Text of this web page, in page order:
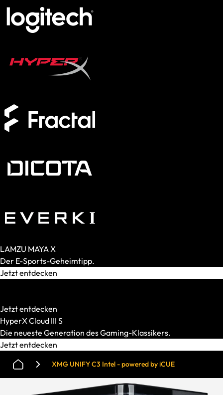
LAMZU MAYA X
Der E-Sports-Geheimtipp.
Jetzt entdecken
Jetzt entdecken
HyperX Cloud III S
Die neueste Generation des Gaming-Klassikers.
Jetzt entdecken
Kabel und Adapter
Tracker
Netzteile und Ladegeräte
XMG APEX
XMG PRO
Formfaktor
Full-Size
60%
Switches
Mechanisch
Membran
XMG UNIFY C3 Intel - powered by iCUE